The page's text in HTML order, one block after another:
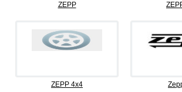
ZEPP
ZEPP 4х4